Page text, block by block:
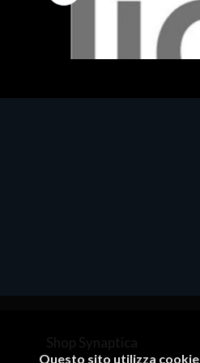
Shop Synaptica
Questo sito utilizza cookie